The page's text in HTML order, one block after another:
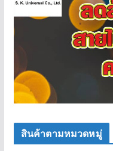
สินค้าตามหมวดหมู่